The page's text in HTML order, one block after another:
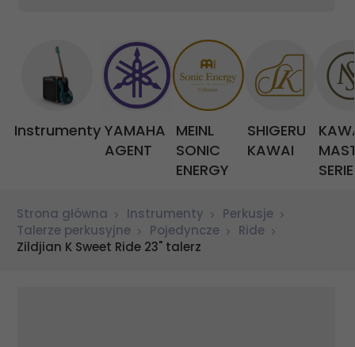
Instrumenty YAMAHA
AGENT
MEINL
SONIC
ENERGY
SHIGERU
KAWAI
Strona główna Instrumenty
Perkusje
Talerze perkusyjne
Pojedyncze
Ride
Zildjian K Sweet Ride 23" talerz